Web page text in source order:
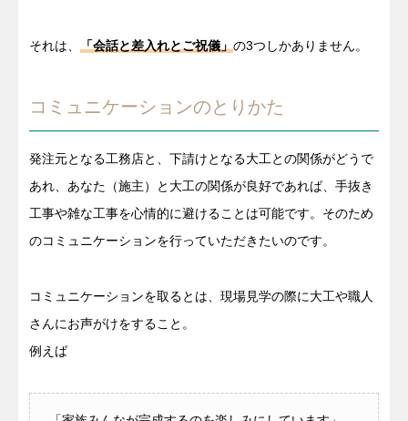
それは、 「会話と差入れとご祝儀」の3つしかありません。
コミュニケーションのとりかた
発注元となる工務店と、下請けとなる大工との関係がどうで
あれ、あなた（施主）と大工の関係が良好であれば、手抜き
工事や雑な工事を心情的に避けることは可能です。そのため
のコミュニケーションを行っていただきたいのです。
コミュニケーションを取るとは、現場見学の際に大工や職人
さんにお声がけをすること。
例えば